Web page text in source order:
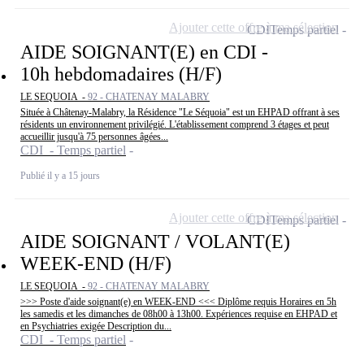
AIDE SOIGNANT(E) en CDI -
10h hebdomadaires (H/F)
LE SEQUOIA - 92 - CHATENAY MALABRY
Située à Châtenay-Malabry, la Résidence "Le Séquoia" est un EHPAD offrant à ses
résidents un environnement privilégié. L'établissement comprend 3 étages et peut
accueillir jusqu'à 75 personnes âgées...
CDI - Temps partiel
Publié il y a 15 jours
CDITemps partiel
Ajouter cette offre à ma sélection
AIDE SOIGNANT / VOLANT(E)
WEEK-END (H/F)
LE SEQUOIA - 92 - CHATENAY MALABRY
>>> Poste d'aide soignant(e) en WEEK-END <<< Diplôme requis Horaires en 5h
les samedis et les dimanches de 08h00 à 13h00. Expériences requise en EHPAD et
en Psychiatries exigée Description du...
CDI - Temps partiel
CDITemps partiel
Ajouter cette offre à ma sélection